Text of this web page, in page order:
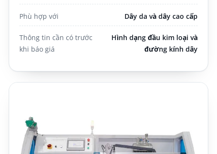
Phù hợp với Dây da và dây cao cấp
Thông tin cần có trước
khi báo giá
Hình dạng đầu kim loại và
đường kính dây